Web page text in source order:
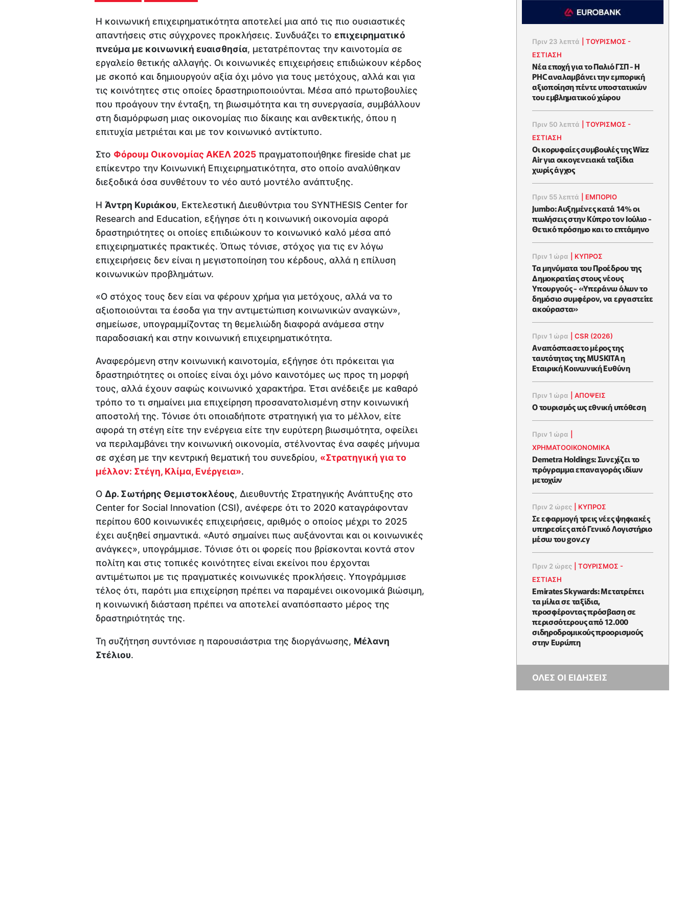
H κοινωνική επιχειρηματικότητα αποτελεί μια από τις πιο ουσιαστικές
απαντήσεις στις σύγχρονες προκλήσεις. Συνδυάζει το επιχειρηματικό
πνεύμα με κοινωνική ευαισθησία, μετατρέποντας την καινοτομία σε
εργαλείο θετικής αλλαγής. Οι κοινωνικές επιχειρήσεις επιδιώκουν κέρδος
με σκοπό και δημιουργούν αξία όχι μόνο για τους μετόχους, αλλά και για
τις κοινότητες στις οποίες δραστηριοποιούνται. Μέσα από πρωτοβουλίες
που προάγουν την ένταξη, τη βιωσιμότητα και τη συνεργασία, συμβάλλουν
στη διαμόρφωση μιας οικονομίας πιο δίκαιης και ανθεκτικής, όπου η
επιτυχία μετριέται και με τον κοινωνικό αντίκτυπο.
Στο Φόρουμ Οικονομίας ΑΚΕΛ 2025 πραγματοποιήθηκε fireside chat με
επίκεντρο την Κοινωνική Επιχειρηματικότητα, στο οποίο αναλύθηκαν
διεξοδικά όσα συνθέτουν το νέο αυτό μοντέλο ανάπτυξης.
Η Άντρη Κυριάκου, Εκτελεστική Διευθύντρια του SYNTHESIS Center for
Research and Education, εξήγησε ότι η κοινωνική οικονομία αφορά
δραστηριότητες οι οποίες επιδιώκουν το κοινωνικό καλό μέσα από
επιχειρηματικές πρακτικές. Όπως τόνισε, στόχος για τις εν λόγω
επιχειρήσεις δεν είναι η μεγιστοποίηση του κέρδους, αλλά η επίλυση
κοινωνικών προβλημάτων.
«Ο στόχος τους δεν είαι να φέρουν χρήμα για μετόχους, αλλά να το
αξιοποιούνται τα έσοδα για την αντιμετώπιση κοινωνικών αναγκών»,
σημείωσε, υπογραμμίζοντας τη θεμελιώδη διαφορά ανάμεσα στην
παραδοσιακή και στην κοινωνική επιχειρηματικότητα.
Αναφερόμενη στην κοινωνική καινοτομία, εξήγησε ότι πρόκειται για
δραστηριότητες οι οποίες είναι όχι μόνο καινοτόμες ως προς τη μορφή
τους, αλλά έχουν σαφώς κοινωνικό χαρακτήρα. Έτσι ανέδειξε με καθαρό
τρόπο το τι σημαίνει μια επιχείρηση προσανατολισμένη στην κοινωνική
αποστολή της. Τόνισε ότι οποιαδήποτε στρατηγική για το μέλλον, είτε
αφορά τη στέγη είτε την ενέργεια είτε την ευρύτερη βιωσιμότητα, οφείλει
να περιλαμβάνει την κοινωνική οικονομία, στέλνοντας ένα σαφές μήνυμα
σε σχέση με την κεντρική θεματική του συνεδρίου, «Στρατηγική για το
μέλλον: Στέγη, Κλίμα, Ενέργεια».
Ο Δρ. Σωτήρης Θεμιστοκλέους, Διευθυντής Στρατηγικής Ανάπτυξης στο
Center for Social Innovation (CSI), ανέφερε ότι το 2020 καταγράφονταν
περίπου 600 κοινωνικές επιχειρήσεις, αριθμός ο οποίος μέχρι το 2025
έχει αυξηθεί σημαντικά. «Αυτό σημαίνει πως αυξάνονται και οι κοινωνικές
ανάγκες», υπογράμμισε. Τόνισε ότι οι φορείς που βρίσκονται κοντά στον
πολίτη και στις τοπικές κοινότητες είναι εκείνοι που έρχονται
αντιμέτωποι με τις πραγματικές κοινωνικές προκλήσεις. Υπογράμμισε
τέλος ότι, παρότι μια επιχείρηση πρέπει να παραμένει οικονομικά βιώσιμη,
η κοινωνική διάσταση πρέπει να αποτελεί αναπόσπαστο μέρος της
δραστηριότητάς της.
Τη συζήτηση συντόνισε η παρουσιάστρια της διοργάνωσης, Μέλανη
Στέλιου.
Πριν 23 λεπτά |ΤΟΥΡΙΣΜΟΣ -
ΕΣΤΙΑΣΗ
Νέα εποχή για το Παλιό ΓΣΠ - Η
PHC αναλαμβάνει την εμπορική
αξιοποίηση πέντε υποστατικών
του εμβληματικού χώρου
Πριν 50 λεπτά |ΤΟΥΡΙΣΜΟΣ -
ΕΣΤΙΑΣΗ
Οι κορυφαίες συμβουλές της Wizz
Air για οικογενειακά ταξίδια
χωρίς άγχος
Πριν 55 λεπτά ΕΜΠΟΡΙΟ
Jumbo: Αυξημένες κατά 14% οι
πωλήσεις στην Κύπρο τον Ιούλιο -
Θετικό πρόσημο και το επτάμηνο
Πριν 1 ώρα ΚΥΠΡΟΣ
Τα μηνύματα του Προέδρου της
Δημοκρατίας στους νέους
Υπουργούς - «Υπεράνω όλων το
δημόσιο συμφέρον, να εργαστείτε
ακούραστα»
Πριν 1 ώρα |CSR (2026)
Αναπόσπασετο μέρος της
ταυτότητας της MUSKITA η
Εταιρική Κοινωνική Ευθύνη
Πριν 1 ώρα |ΑΠΌΨΕΙΣ
Ο τουρισμός ως εθνική υπόθεση
Πριν 1 ώρα
ΧΡΗΜΑΤΟΟΙΚΟΝΟΜΙΚΆ
Demetra Holdings: Συνεχίζει το
πρόγραμμα επαναγοράς ιδίων
μετοχών
Πριν 2 ώρες ΚΥΠΡΟΣ
Σε εφαρμογή τρεις νέες ψηφιακές
υπηρεσίες από Γενικό Λογιστήριο
μέσω του gov.cy
Πριν 2 ώρες |ΤΟΥΡΙΣΜΟΣ -
ΕΣΤΙΑΣΗ
Emirates Skywards: Μετατρέπει
τα μίλια σε ταξίδια,
προσφέροντας πρόσβαση σε
περισσότερους από 12.000
σιδηροδρομικούς προορισμούς
στην Ευρώπη
ΟΛΕΣ ΟΙ ΕΙΔΗΣΕΙΣ